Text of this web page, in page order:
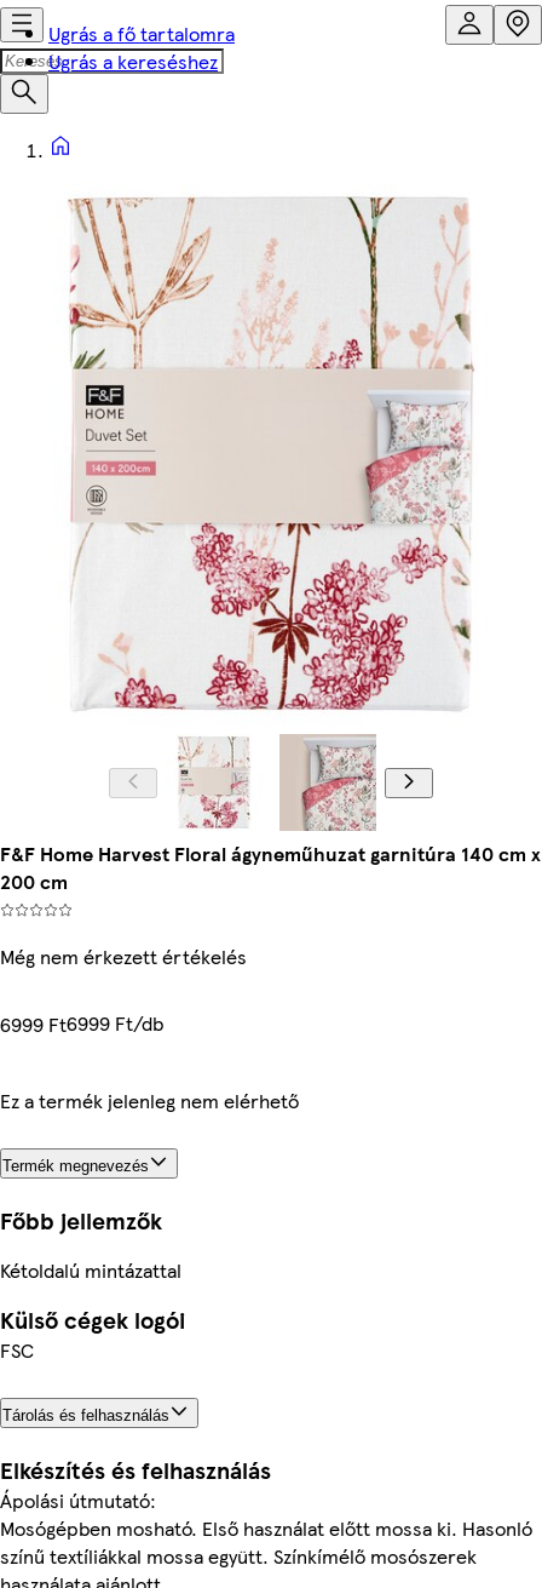
Ugrás a fő tartalomra
Ugrás a kereséshez
F&F Home Harvest Floral ágyneműhuzat garnitúra 140 cm x
200 cm
Még nem érkezett értékelés
6999 Ft6999 Ft/db
Ez a termék jelenleg nem elérhető
Termék megnevezés
Főbb jellemzők
Kétoldalú mintázattal
Külső cégek logói
FSC
Tárolás és felhasználás
Elkészítés és felhasználás
Ápolási útmutató:
Mosógépben mosható. Első használat előtt mossa ki. Hasonló
színű textíliákkal mossa együtt. Színkímélő mosószerek